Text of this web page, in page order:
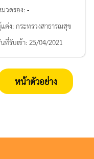
วดรอง:-
ต่ง: กระทรวงสาธารณสุข
ที่รับเข้า:25/04/2021
หน้าตัวอย่าง